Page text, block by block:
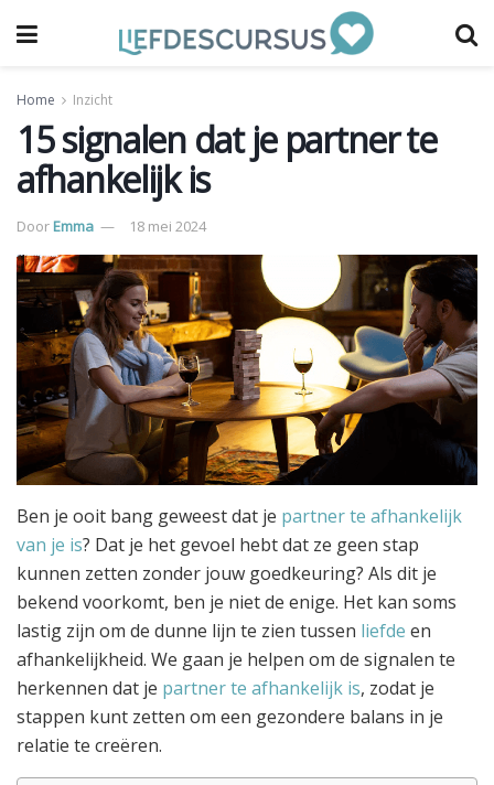
Home Inzicht
15 signalen dat je partner te
afhankelijk is
DoorEmma 18 mei 2024
Ben je ooit bang geweest dat je partner te afhankelijk
van je is? Dat je het gevoel hebt dat ze geen stap
kunnen zetten zonder jouw goedkeuring? Als dit je
bekend voorkomt, ben je niet de enige. Het kan soms
lastig zijn om de dunne lijn te zien tussen liefde en
afhankelijkheid. We gaan je helpen om de signalen te
herkennen dat je partner te afhankelijk is, zodat je
stappen kunt zetten om een gezondere balans in je
relatie te creëren.